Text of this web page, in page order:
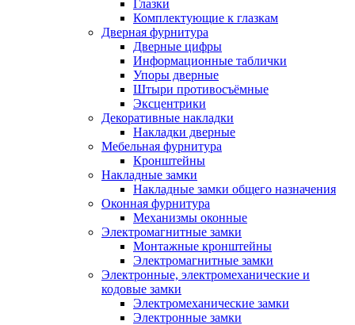
Глазки
Комплектующие к глазкам
Дверная фурнитура
Дверные цифры
Информационные таблички
Упоры дверные
Штыри противосъёмные
Эксцентрики
Декоративные накладки
Накладки дверные
Мебельная фурнитура
Кронштейны
Накладные замки
Накладные замки общего назначения
Оконная фурнитура
Механизмы оконные
Электромагнитные замки
Монтажные кронштейны
Электромагнитные замки
Электронные, электромеханические и
кодовые замки
Электромеханические замки
Электронные замки